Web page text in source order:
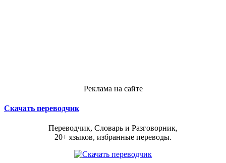
Реклама на сайте
Скачать переводчик
Переводчик, Словарь и Разговорник,
20+ языков, избранные переводы.